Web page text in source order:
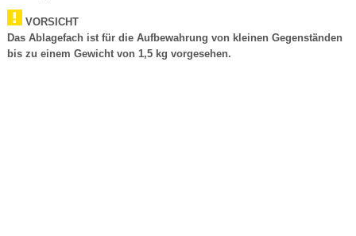
VORSICHT
Das Ablagefach ist für die Aufbewahrung von kleinen Gegenständen
bis zu einem Gewicht von 1,5 kg vorgesehen.